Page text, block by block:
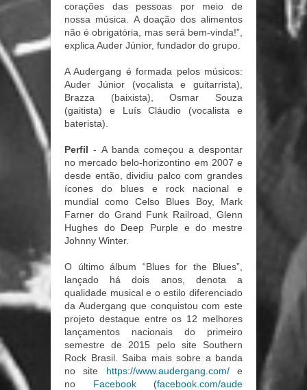
corações das pessoas por meio de
nossa música. A doação dos alimentos
não é obrigatória, mas será bem-vinda!”,
explica Auder Júnior, fundador do grupo.
A Audergang é formada pelos músicos:
Auder Júnior (vocalista e guitarrista),
Brazza (baixista), Osmar Souza
(gaitista) e Luís Cláudio (vocalista e
baterista).
Perfil - A banda começou a despontar
no mercado belo-horizontino em 2007 e
desde então, dividiu palco com grandes
ícones do blues e rock nacional e
mundial como Celso Blues Boy, Mark
Farner do Grand Funk Railroad, Glenn
Hughes do Deep Purple e do mestre
Johnny Winter.
O último álbum “Blues for the Blues”,
lançado há dois anos, denota a
qualidade musical e o estilo diferenciado
da Audergang que conquistou com este
projeto destaque entre os 12 melhores
lançamentos nacionais do primeiro
semestre de 2015 pelo site Southern
Rock Brasil. Saiba mais sobre a banda
no site https://www.audergang.com/e
no Facebook(facebook.com/aude